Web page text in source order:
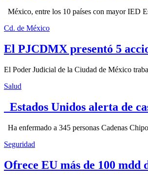
México, entre los 10 países con mayor IED
Cd. de México
El PJCDMX presentó 5
El Poder Judicial de la Ciudad de México
Salud
Estados Unidos alerta de
Ha enfermado a 345 personas Cadenas
Seguridad
Ofrece EU más de 100 mdd